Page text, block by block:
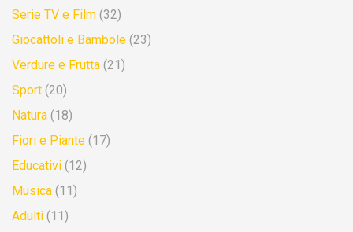
Serie TV e Film (32)
Giocattoli e Bambole (23)
Verdure e Frutta (21)
Sport (20)
Natura (18)
Fiori e Piante (17)
Educativi (12)
Musica (11)
Adulti (11)